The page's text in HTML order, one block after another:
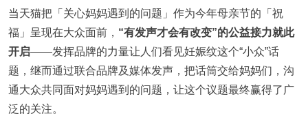
当天猫把「关心妈妈遇到的问题」作为今年母亲节的「祝
福」呈现在大众面前， “有发声才会有改变”的公益接力就此
开启——发挥品牌的力量让人们看见妊娠纹这个“小众”话
题，继而通过联合品牌及媒体发声，把话筒交给妈妈们，沟
通大众共同面对妈妈遇到的问题，让这个议题最终赢得了广
泛的关注。